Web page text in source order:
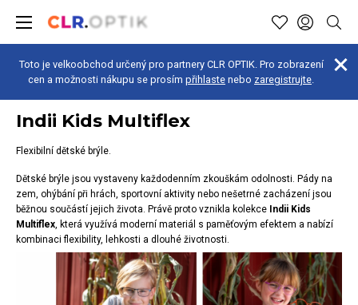
Toto je velkoobchod určený pro partnery CLR OPTIK. Pro zobrazení
cen a možnosti nákupu se prosím přihlaste nebo zaregistrujte.
7.8.2026 Dětské brýle
Indii Kids Multiflex
Flexibilní dětské brýle.
Dětské brýle jsou vystaveny každodenním zkouškám odolnosti. Pády na
zem, ohýbání při hrách, sportovní aktivity nebo nešetrné zacházení jsou
běžnou součástí jejich života. Právě proto vznikla kolekce Indii Kids
Multiflex, která využívá moderní materiál s paměťovým efektem a nabízí
kombinaci flexibility, lehkosti a dlouhé životnosti.